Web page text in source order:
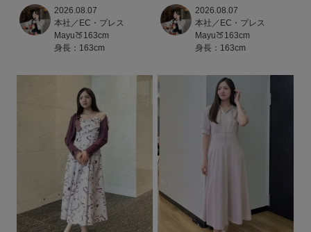
2026.08.07
本社／EC・プレス
Mayu🍑163cm
身長：163cm
2026.08.07
本社／EC・プレス
Mayu🍑163cm
身長：163cm